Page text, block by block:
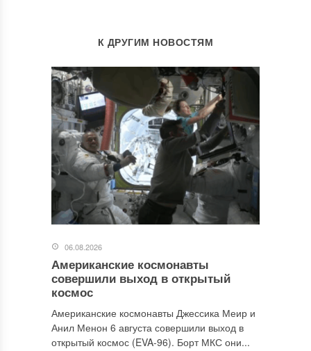
К ДРУГИМ НОВОСТЯМ
06.08.2026
Американские космонавты
совершили выход в открытый
космос
Американские космонавты Джессика Меир и
Анил Менон 6 августа совершили выход в
открытый космос (EVA-96). Борт МКС они...